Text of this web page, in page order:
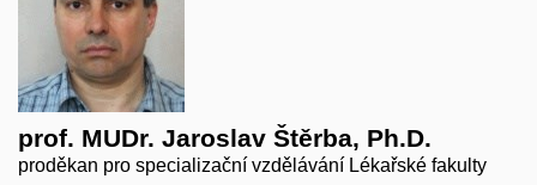
prof. MUDr. Jaroslav Štěrba, Ph.D.
proděkan pro specializační vzdělávání Lékařské fakulty